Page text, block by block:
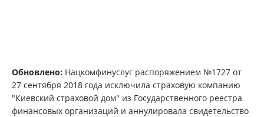
Обновлено: Нацкомфинуслуг распоряжением №1727 от
27 сентября 2018 года исключила страховую компанию
"Киевский страховой дом" из Государственного реестра
финансовых организаций и аннулировала свидетельство